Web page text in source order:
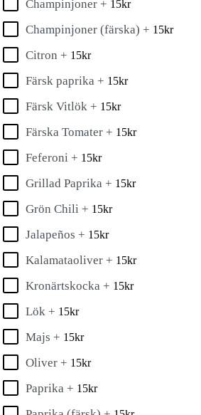
Champinjoner + 15kr
Champinjoner (färska) + 15kr
Citron + 15kr
Färsk paprika + 15kr
Färsk Vitlök + 15kr
Färska Tomater + 15kr
Feferoni + 15kr
Grillad Paprika + 15kr
Grön Chili + 15kr
Jalapeños + 15kr
Kalamataoliver + 15kr
Kronärtskocka + 15kr
Lök + 15kr
Majs + 15kr
Oliver + 15kr
Paprika + 15kr